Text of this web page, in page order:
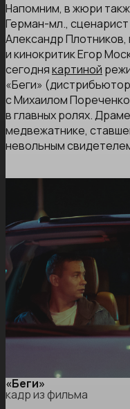
Напомним, в жюри
Герман-мл.,
Александр
и кинокритик Егор
сегоднякартиной
«Беги»
с Михаилом
в главных ролях.
медвежатнике,
невольным
«Беги»
кадр из фильма